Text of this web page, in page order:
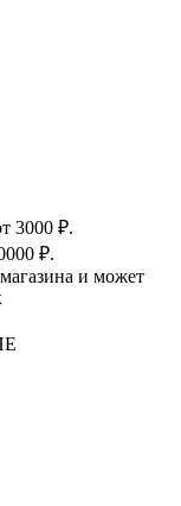
3000 ₽.
₽.
и может